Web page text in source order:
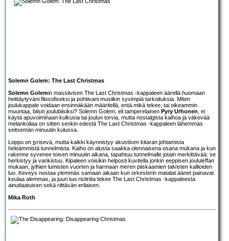
Solemn Golem: The Last Christmas
Solemn Golemin massiivisen The Last Christmas -kappaleen äärellä huomaan
heittäytyväni filosofiseksi ja pohtivani musiikin syvimpiä tarkoituksia. Miten
joulukappale voidaan ensinnäkään määritellä, entä mikä tekee, tai oikeammin
muuntaa, biisin joulubiisiksi? Solemn Golem, eli tamperelainen Pyry Urhonen , ei
käytä apuvoiminaan kulkusia tai joulun torvia, mutta nostalgista kaihoa ja väkevää
melankoliaa on sitten senkin edestä The Last Christmas -kappaleen lähemmäs
seitsemän minuutin kulussa.
Loppu on jyrisevä, mutta kaikki käynnistyy akustisen kitaran johtamista
heleämmistä tunnelmista. Kaiho on alusta saakka olennaisena osana mukana ja kun
rakenne syvenee toisen minuutin aikana, tapahtuu tunnelmalle jotain merkittävää: se
herkistyy ja vankistuu. Kipaleen voisikin helposti kuvitella jonkin eeppisen joululeffan
mukaan, jylhien lumisten vuorten ja harmaan meren piiskaamien talvisten kallioiden
luo. Keveys nostaa ylemmäs samaan aikaan kun orkesterin matalat äänet painavat
keulaa alemmas, ja juuri tuo ristiriita tekee The Last Christmas -kappaleesta
ainutlaatuisen sekä riittävän erilaisen.
Mika Roth